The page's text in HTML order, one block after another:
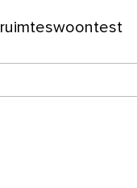
ruimteswoontest